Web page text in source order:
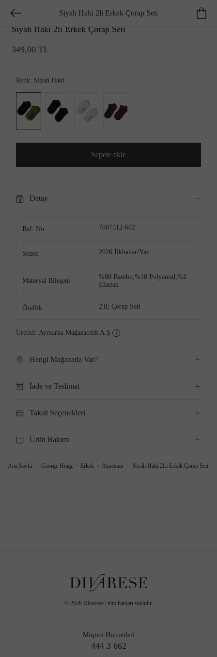
GEORGE HOGG ESSENTIALS
Siyah Haki 2li Erkek Çorap Seti
349,00 TL
Renk: Siyah Haki
Sepete ekle
Detay
Ref. No 7007512-602
Sezon 2026 İlkbahar/Yaz
Materyal Bileşeni
%80 Bambu;%18 Polyamid;%2
Elastan
Özellik 2'li; Çorap Seti
Üretici: Aymarka Mağazacılık A.Ş
Hangi Mağazada Var?
İade ve Teslimat
Taksit Seçenekleri
Ürün Bakımı
Ana Sayfa George Hogg Erkek Aksesuar Siyah Haki 2Li Erkek Çorap Seti
Siyah Haki 2li Erkek Çorap Seti
© 2026 Divarese | tüm hakları saklıdır.
Müşteri Hizmetleri
444 3 662